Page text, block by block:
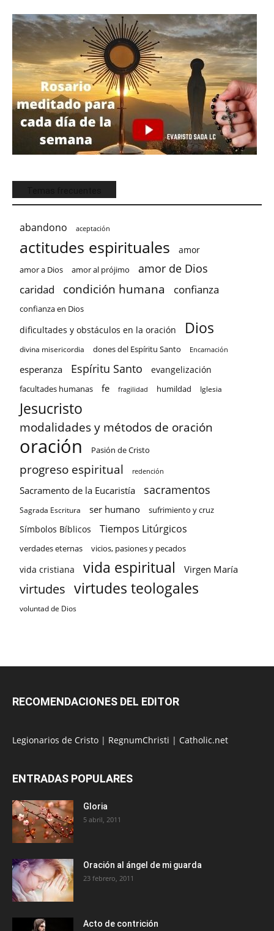
abandono aceptación
actitudes espirituales amor
amor a Dios amor al prójimo amor de Dios
caridad condición humana confianza
confianza en Dios
dificultades y obstáculos en la oración Dios
divina misericordia dones del Espíritu Santo Encarnación
esperanza Espíritu Santo evangelización
facultades humanas fe fragilidad humildad Iglesia
Jesucristo
modalidades y métodos de oración
oración Pasión de Cristo
progreso espiritual redención
Sacramento de la Eucaristía sacramentos
Sagrada Escritura ser humano sufrimiento y cruz
Símbolos Bíblicos Tiempos Litúrgicos
verdades eternas vicios, pasiones y pecados
vida cristiana vida espiritual Virgen María
virtudes virtudes teologales
voluntad de Dios
RECOMENDACIONES DEL EDITOR
Legionarios de Cristo | RegnumChristi | Catholic.net
ENTRADAS POPULARES
Gloria
5 abril, 2011
Oración al ángel de mi guarda
23 febrero, 2011
Acto de contrición